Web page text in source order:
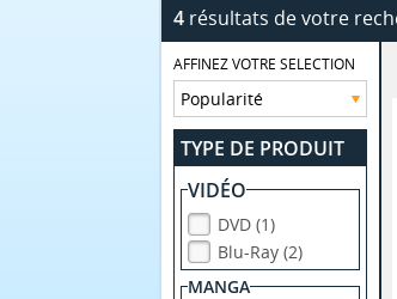
4résultats de votre
AFFINEZ VOTRE SELECTION
TYPE DE PRODUIT
VIDÉO
DVD (1)
Blu-Ray (2)
MANGA